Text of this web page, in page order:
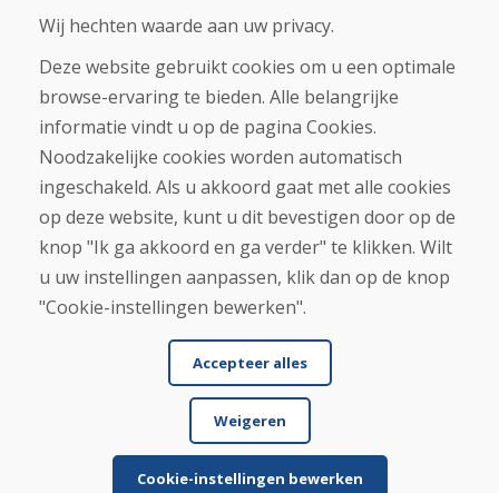
Aankoop
Eshop
Algemene voorwaarden
Vervoer
Betaling
Klacht
Retourneren en ruilen van goederen
Cookies
© DOMIVOSPORT 2026, alle rechten voorbehouden
Wij hechten waarde aan uw privacy.
Deze website gebruikt cookies om u een optimale
browse-ervaring te bieden. Alle belangrijke
informatie vindt u op de pagina Cookies.
Noodzakelijke cookies worden automatisch
ingeschakeld. Als u akkoord gaat met alle cookies
op deze website, kunt u dit bevestigen door op de
knop "Ik ga akkoord en ga verder" te klikken. Wilt
u uw instellingen aanpassen, klik dan op de knop
"Cookie-instellingen bewerken".
Accepteer alles
Weigeren
Cookie-instellingen bewerken